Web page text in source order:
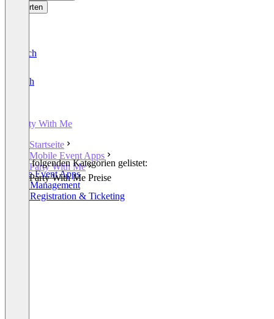
Bewerten
Deutsch
English
Party With Me
Startseite
Mobile Event Apps
Party With Me
Party With Me Preise
In den folgenden Kategorien gelistet:
Mobile Event Apps
Event Management
Event Registration & Ticketing